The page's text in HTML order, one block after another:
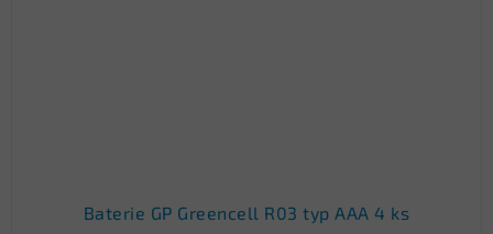
Baterie GP Greencell R03 typ AAA 4 ks